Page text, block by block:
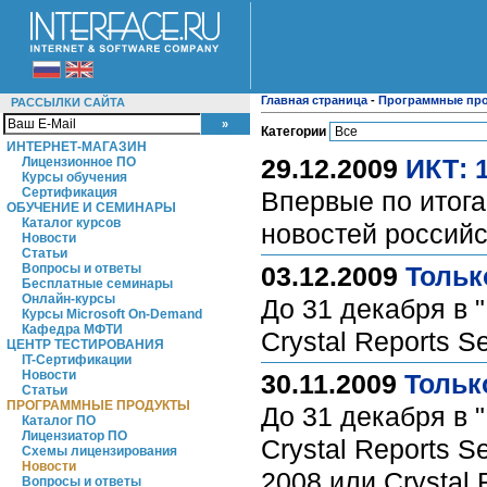
РАССЫЛКИ САЙТА
ИНТЕРНЕТ-МАГАЗИН
Лицензионное ПО
Курсы обучения
Сертификация
ОБУЧЕНИЕ И СЕМИНАРЫ
Каталог курсов
Новости
Статьи
Вопросы и ответы
Бесплатные семинары
Онлайн-курсы
Курсы Microsoft On-Demand
Кафедра МФТИ
ЦЕНТР ТЕСТИРОВАНИЯ
IT-Сертификации
Новости
Статьи
ПРОГРАММНЫЕ ПРОДУКТЫ
Каталог ПО
Лицензиатор ПО
Схемы лицензирования
Новости
Вопросы и ответы
Главная страница - Программные
Категории
29.12.2009 ИКТ:
Впервые по
новостей
03.12.2009
До 31 декабря в
Crystal Reports
30.11.2009
До 31 декабря в
Crystal Reports